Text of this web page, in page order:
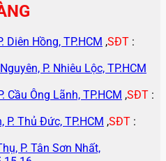
Diên Hồng, TP.HCM ,SĐT :
P. Nhiêu Lộc, TP.HCM
Cầu Ông Lãnh, TP.HCM ,SĐT :
P. Thủ Đức, TP.HCM ,SĐT :
P. Tân Sơn Nhất,